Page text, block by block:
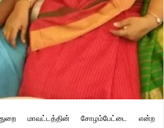
மாவட்டத்தின் சோழம்பேட்டை என்ற